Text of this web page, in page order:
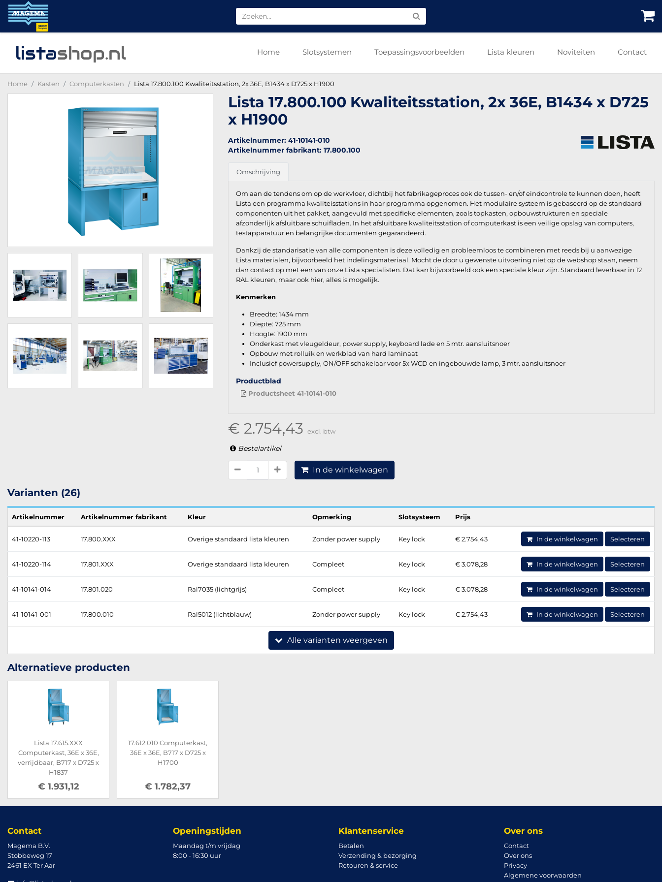
listashop.nl Home Slotsystemen Toepassingsvoorbeelden Lista kleuren Noviteiten Contact
Home Kasten Computerkasten Lista 17.800.100 Kwaliteitsstation, 2x 36E, B1434 x D725 x H1900
Lista 17.800.100 Kwaliteitsstation, 2x 36E, B1434 x D725
x H1900
Artikelnummer: 41-10141-010
Artikelnummer fabrikant: 17.800.100
Omschrijving
Om aan de tendens om op de werkvloer, dichtbij het fabrikageproces ook de tussen- en/of eindcontrole te kunnen doen, heeft
Lista een programma kwaliteisstations in haar programma opgenomen. Het modulaire systeem is gebaseerd op de standaard
componenten uit het pakket, aangevuld met specifieke elementen, zoals topkasten, opbouwstrukturen en speciale
afzonderlijk afsluitbare schuifladen. In het afsluitbare kwaliteitsstation of computerkast is een veilige opslag van computers,
testapparatuur en belangrijke documenten gegarandeerd.
Dankzij de standarisatie van alle componenten is deze volledig en probleemloos te combineren met reeds bij u aanwezige
Lista materialen, bijvoorbeeld het indelingsmateriaal. Mocht de door u gewenste uitvoering niet op de webshop staan, neem
dan contact op met een van onze Lista specialisten. Dat kan bijvoorbeeld ook een speciale kleur zijn. Standaard leverbaar in 12
RAL kleuren, maar ook hier, alles is mogelijk.
Kenmerken
Breedte: 1434 mm
Diepte: 725 mm
Hoogte: 1900 mm
Onderkast met vleugeldeur, power supply, keyboard lade en 5 mtr. aansluitsnoer
Opbouw met rolluik en werkblad van hard laminaat
Inclusief powersupply, ON/OFF schakelaar voor 5x WCD en ingebouwde lamp, 3 mtr. aansluitsnoer
Productblad
Productsheet 41-10141-010
€ 2.754,43 excl. btw
Bestelartikel
In de winkelwagen
Varianten (26)
Artikelnummer Artikelnummer fabrikant Kleur Opmerking Slotsysteem Prijs
41-10220-113 17.800.XXX Overige standaard lista kleuren Zonder power supply Key lock € 2.754,43 In de winkelwagen Selecteren
41-10220-114 17.801.XXX Overige standaard lista kleuren Compleet Key lock € 3.078,28 In de winkelwagen Selecteren
41-10141-014 17.801.020 Ral7035 (lichtgrijs) Compleet Key lock € 3.078,28 In de winkelwagen Selecteren
41-10141-001 17.800.010 Ral5012 (lichtblauw) Zonder power supply Key lock € 2.754,43 In de winkelwagen Selecteren
Alle varianten weergeven
Alternatieve producten
Lista 17.615.XXX
Computerkast, 36E x 36E,
verrijdbaar, B717 x D725 x
H1837
€ 1.931,12
17.612.010 Computerkast,
36E x 36E, B717 x D725 x
H1700
€ 1.782,37
Contact
Magema B.V.
Stobbeweg 17
2461 EX Ter Aar
Openingstijden
Maandag t/m vrijdag
8:00 - 16:30 uur
Klantenservice
Betalen
Verzending & bezorging
Retouren & service
Over ons
Contact
Over ons
Privacy
Algemene voorwaarden